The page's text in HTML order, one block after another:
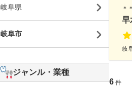
＊
早
岐
6 件
岐阜県
岐阜市
ジャンル・業種